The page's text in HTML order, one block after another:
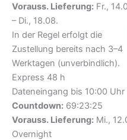
Vorauss. Lieferung: Fr.,
– Di., 18.08.
In der Regel erfolgt die
Zustellung bereits nach 3–4
Werktagen (unverbindlich).
Express 48 h
Dateneingang bis 10:00 Uhr
Countdown: 69:23:24
Vorauss. Lieferung: Mi.,
Overnight